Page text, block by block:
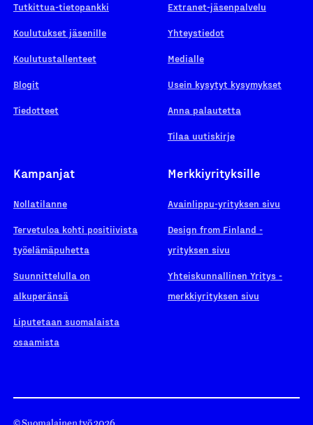
Tutkittua-tietopankki
Koulutukset jäsenille
Koulutustallenteet
Blogit
Tiedotteet
Extranet-jäsenpalvelu
Yhteystiedot
Medialle
Usein kysytyt kysymykset
Anna palautetta
Tilaa uutiskirje
Kampanjat
Nollatilanne
Tervetuloa kohti positiivista
työelämäpuhetta
Suunnittelulla on
alkuperänsä
Liputetaan suomalaista
osaamista
Merkkiyrityksille
Avainlippu-yrityksen sivu
Design from Finland -
yrityksen sivu
Yhteiskunnallinen Yritys -
merkkiyrityksen sivu